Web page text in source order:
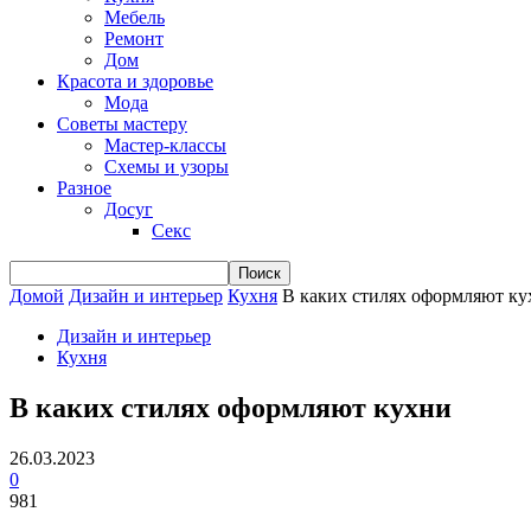
Мебель
Ремонт
Дом
Красота и здоровье
Мода
Советы мастеру
Мастер-классы
Схемы и узоры
Разное
Досуг
Секс
Домой Дизайн и интерьер Кухня В каких стилях оформляют
Дизайн и интерьер
Кухня
В каких стилях оформляют кухни
26.03.2023
0
981